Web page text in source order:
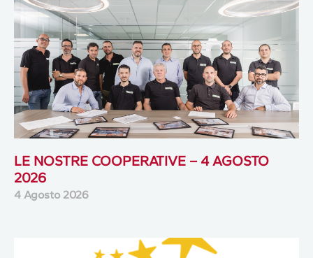
LE NOSTRE COOPERATIVE – 4 AGOSTO
2026
4 Agosto 2026